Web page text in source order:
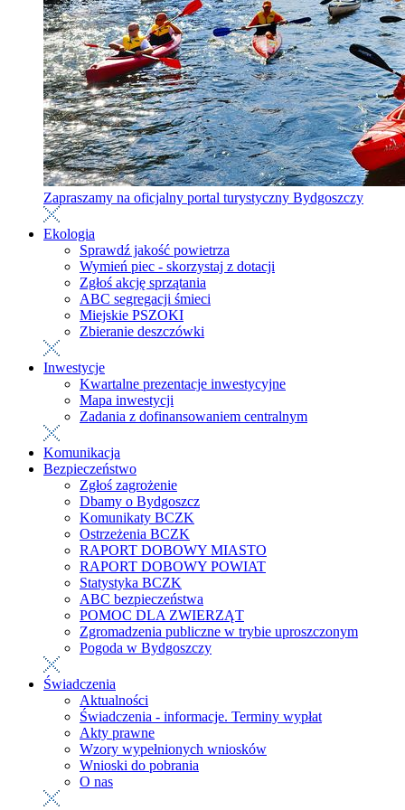
Zapraszamy na oficjalny portal turystyczny Bydgoszczy
Ekologia
Sprawdź jakość powietrza
Wymień piec - skorzystaj z dotacji
Zgłoś akcję sprzątania
ABC segregacji śmieci
Miejskie PSZOKI
Zbieranie deszczówki
Inwestycje
Kwartalne prezentacje inwestycyjne
Mapa inwestycji
Zadania z dofinansowaniem centralnym
Komunikacja
Bezpieczeństwo
Zgłoś zagrożenie
Dbamy o Bydgoszcz
Komunikaty BCZK
Ostrzeżenia BCZK
RAPORT DOBOWY MIASTO
RAPORT DOBOWY POWIAT
Statystyka BCZK
ABC bezpieczeństwa
POMOC DLA ZWIERZĄT
Zgromadzenia publiczne w trybie uproszczonym
Pogoda w Bydgoszczy
Świadczenia
Aktualności
Świadczenia - informacje. Terminy wypłat
Akty prawne
Wzory wypełnionych wniosków
Wnioski do pobrania
O nas